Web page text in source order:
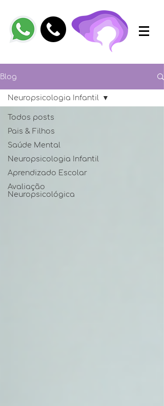
Blog
Todos posts
Pais & Filhos
Saúde Mental
Neuropsicologia Infantil
Aprendizado Escolar
Avaliação
Neuropsicológica
Neuropsicologia Infantil